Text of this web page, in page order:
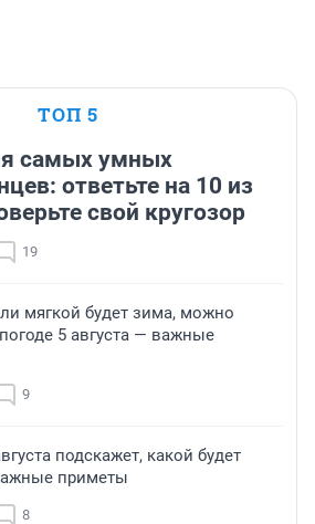
ТОП 5
самых умных
ответьте на 10 из
свой кругозор
19
мягкой будет зима, можно
5 августа — важные
9
подскажет, какой будет
приметы
8